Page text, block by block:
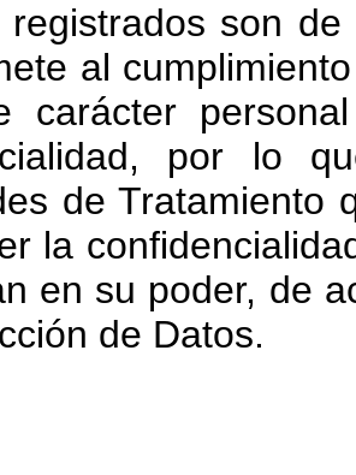
registrados son
al
carácter
por lo
de Tratamiento
la
en su poder, de
de Datos.